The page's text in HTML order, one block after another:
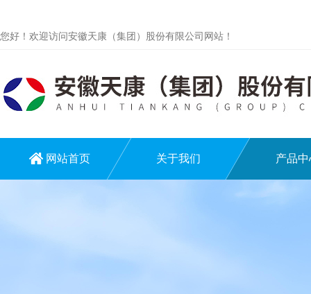
您好！欢迎访问安徽天康（集团）股份有限公司网站！
网站首页 关于我们 产品中